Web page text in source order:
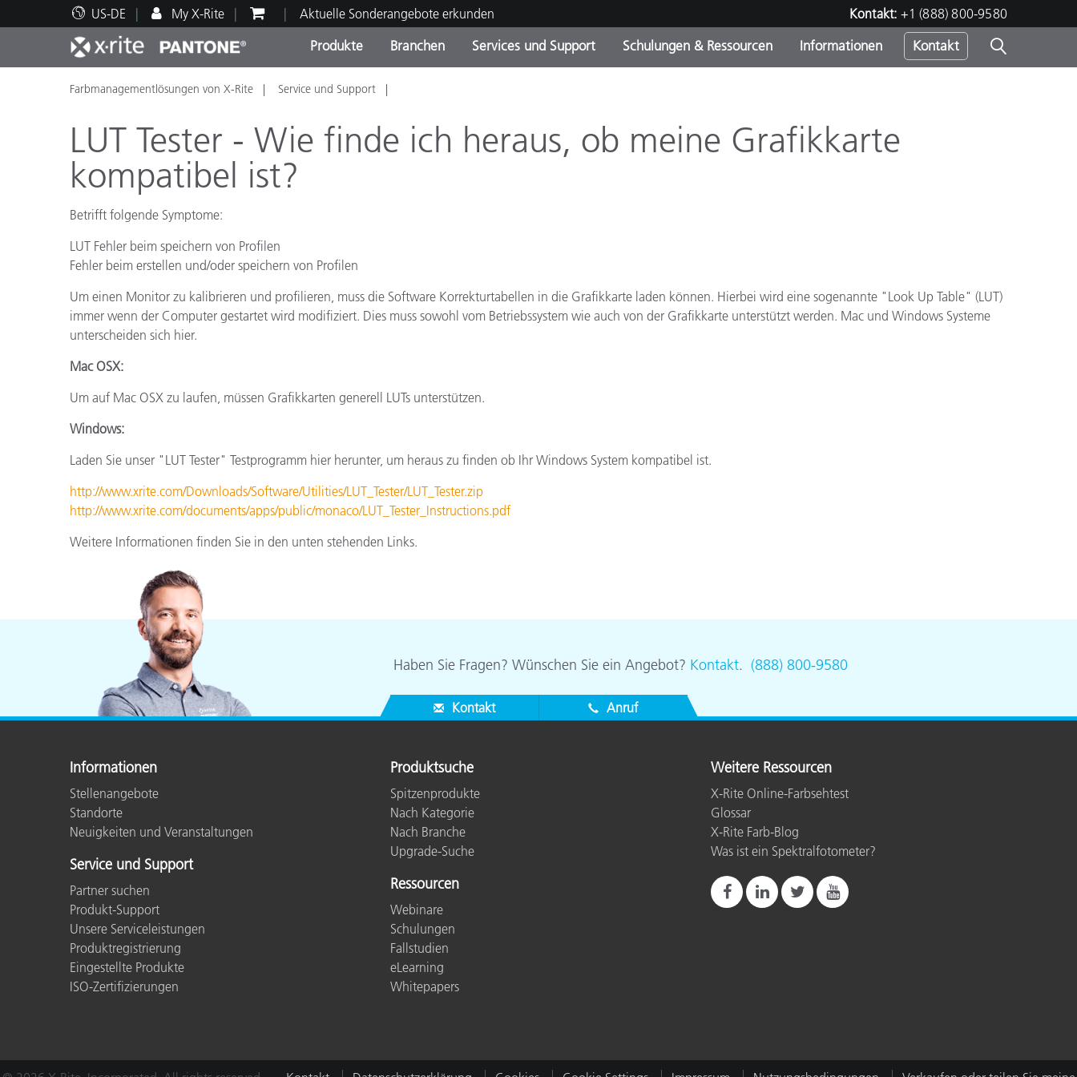
US-DE My X-Rite Aktuelle Sonderangebote erkunden Kontakt: +1 (888) 800-9580
Produkte
Spitzenprodukte Produktkategorien
Laufende Sonderaktionen
Branchen
Druck und Verpackung
Automobil
Kunststoff
Anstrichmittel und Lacke
Textil
Biowissenschaften
Services und Support
Technischer Support Service und Wartung
Schulungen & Ressourcen
Pädagogische Ressourcen Ausbildung
Informationen Kontakt
Farbmanagementlösungen von X-Rite Service und Support
LUT Tester - Wie finde ich heraus, ob meine Grafikkarte
kompatibel ist?
Betrifft folgende Symptome:
LUT Fehler beim speichern von Profilen
Fehler beim erstellen und/oder speichern von Profilen
Um einen Monitor zu kalibrieren und profilieren, muss die Software Korrekturtabellen in die Grafikkarte laden können. Hierbei wird eine sogenannte "Look Up Table" (LUT)
immer wenn der Computer gestartet wird modifiziert. Dies muss sowohl vom Betriebssystem wie auch von der Grafikkarte unterstützt werden. Mac und Windows Systeme
unterscheiden sich hier.
Mac OSX:
Um auf Mac OSX zu laufen, müssen Grafikkarten generell LUTs unterstützen.
Windows:
Laden Sie unser "LUT Tester" Testprogramm hier herunter, um heraus zu finden ob Ihr Windows System kompatibel ist.
http://www.xrite.com/Downloads/Software/Utilities/LUT_Tester/LUT_Tester.zip
http://www.xrite.com/documents/apps/public/monaco/LUT_Tester_Instructions.pdf
Weitere Informationen finden Sie in den unten stehenden Links.
Haben Sie Fragen? Wünschen Sie ein Angebot? Kontakt. (888) 800-9580
Kontakt Anruf
Informationen
Stellenangebote
Standorte
Neuigkeiten und Veranstaltungen
Service und Support
Partner suchen
Produkt-Support
Unsere Serviceleistungen
Produktregistrierung
Eingestellte Produkte
ISO-Zertifizierungen
Produktsuche
Spitzenprodukte
Nach Kategorie
Nach Branche
Upgrade-Suche
Ressourcen
Webinare
Schulungen
Fallstudien
eLearning
Whitepapers
Weitere Ressourcen
X-Rite Online-Farbsehtest
Glossar
X-Rite Farb-Blog
Was ist ein Spektralfotometer?